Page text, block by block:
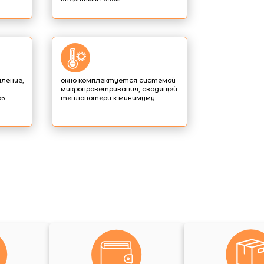
окно комплектуется системой
микропроветривания, сводящей
теплопотери к минимуму.